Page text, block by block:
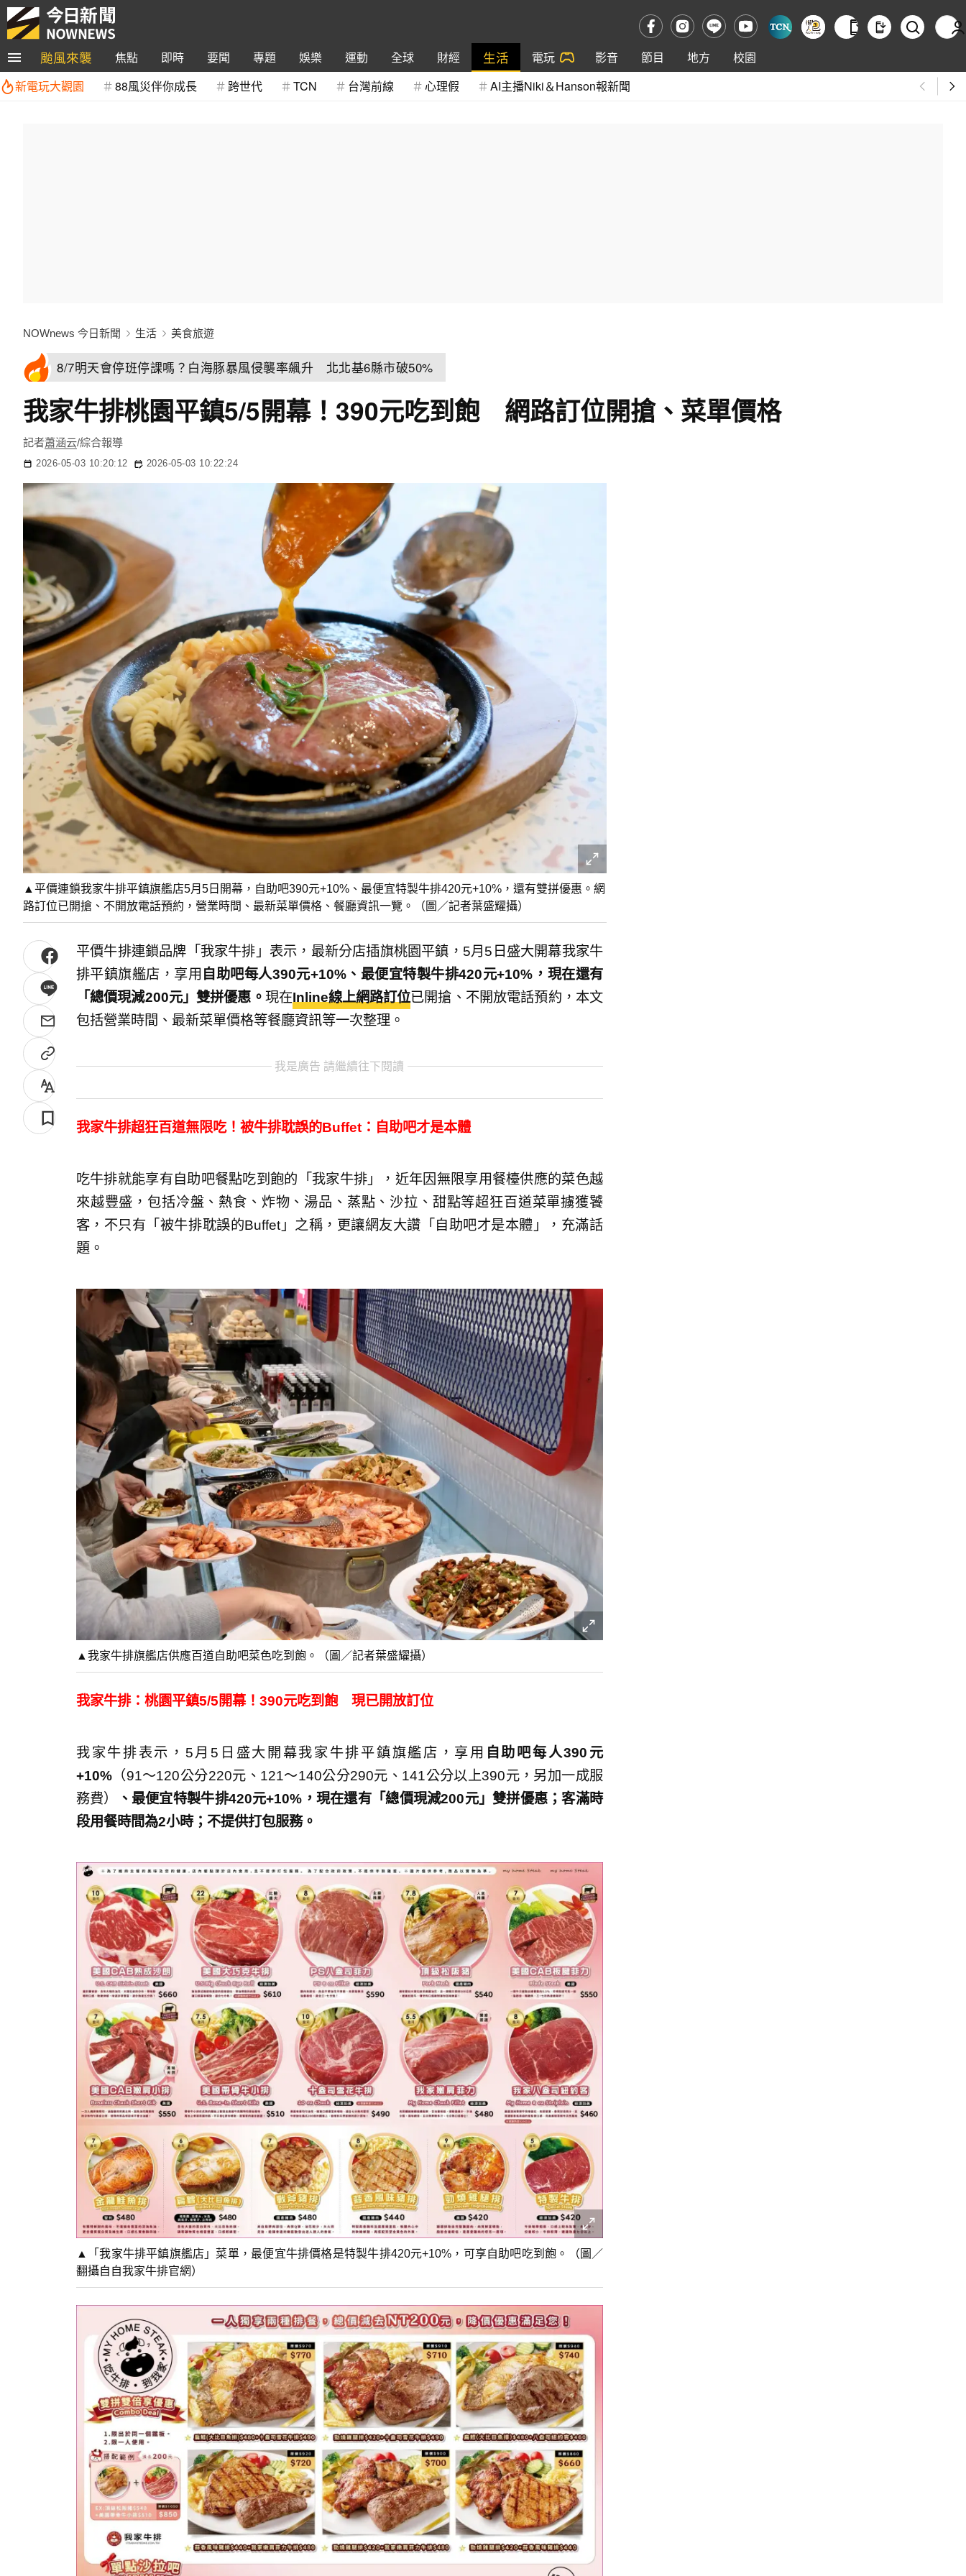
颱風來襲 焦點 即時 要聞 專題 娛樂 運動 全球 財經 生活 電玩 影音 節目 地方
校園
新電玩大觀園
88風災伴你成長 跨世代 TCN 台灣前線 心理假 AI主播Niki＆Hanson報新聞
NOWnews 今日新聞 生活 美食旅遊
8/7明天會停班停課嗎？白海豚暴風侵襲率飆升 北北基6縣市破50%
我家牛排桃園平鎮5/5開幕！390元吃到飽 網路訂位開搶、菜單價格
記者蕭涵云/綜合報導
2026-05-03 10:20:12 2026-05-03 10:22:24
▲平價連鎖我家牛排平鎮旗艦店5月5日開幕，自助吧390元+10%、最便宜特製牛排420元+10%，還有雙拼優惠。網
路訂位已開搶、不開放電話預約，營業時間、最新菜單價格、餐廳資訊一覽。（圖／記者葉盛耀攝）
平價牛排連鎖品牌「我家牛排」表示，最新分店插旗桃園平鎮，5月5日盛大開幕我家牛
排平鎮旗艦店，享用 自助吧每人390元+10%、最便宜特製牛排420元+10%，現在還有
「總價現減200元」雙拼優惠。 現在Inline線上網路訂位已開搶、不開放電話預約，本文
包括營業時間、最新菜單價格等餐廳資訊等一次整理。
我是廣告 請繼續往下閱讀
我家牛排超狂百道無限吃！被牛排耽誤的Buffet：自助吧才是本體
吃牛排就能享有自助吧餐點吃到飽的「我家牛排」，近年因無限享用餐檯供應的菜色越
來越豐盛，包括冷盤、熱食、炸物、湯品、蒸點、沙拉、甜點等超狂百道菜單擄獲饕
客，不只有「被牛排耽誤的Buffet」之稱，更讓網友大讚「自助吧才是本體」，充滿話
題。
▲我家牛排旗艦店供應百道自助吧菜色吃到飽。（圖／記者葉盛耀攝）
我家牛排：桃園平鎮5/5開幕！390元吃到飽 現已開放訂位
我家牛排表示，5月5日盛大開幕我家牛排平鎮旗艦店，享用 自助吧每人390元
+10%（91～120公分220元、121～140公分290元、141公分以上390元，另加一成服
務費）
、最便宜特製牛排420元+10%，現在還有「總價現減200元」雙拼優惠；客滿時
段用餐時間為2小時；不提供打包服務。
▲「我家牛排平鎮旗艦店」菜單，最便宜牛排價格是特製牛排420元+10%，可享自助吧吃到飽。（圖／
翻攝自自我家牛排官網）